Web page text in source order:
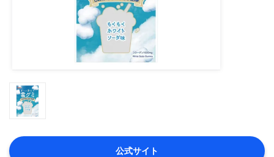
公式サイト